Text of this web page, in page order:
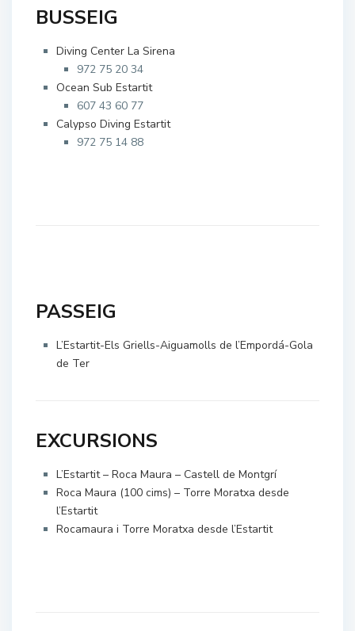
BUSSEIG
Diving Center La Sirena
972 75 20 34
Ocean Sub Estartit
607 43 60 77
Calypso Diving Estartit
972 75 14 88
PASSEIG
L’Estartit-Els Griells-Aiguamolls de l’Empordá-Gola
de Ter
EXCURSIONS
L’Estartit – Roca Maura – Castell de Montgrí
Roca Maura (100 cims) – Torre Moratxa desde
l’Estartit
Rocamaura i Torre Moratxa desde l’Estartit